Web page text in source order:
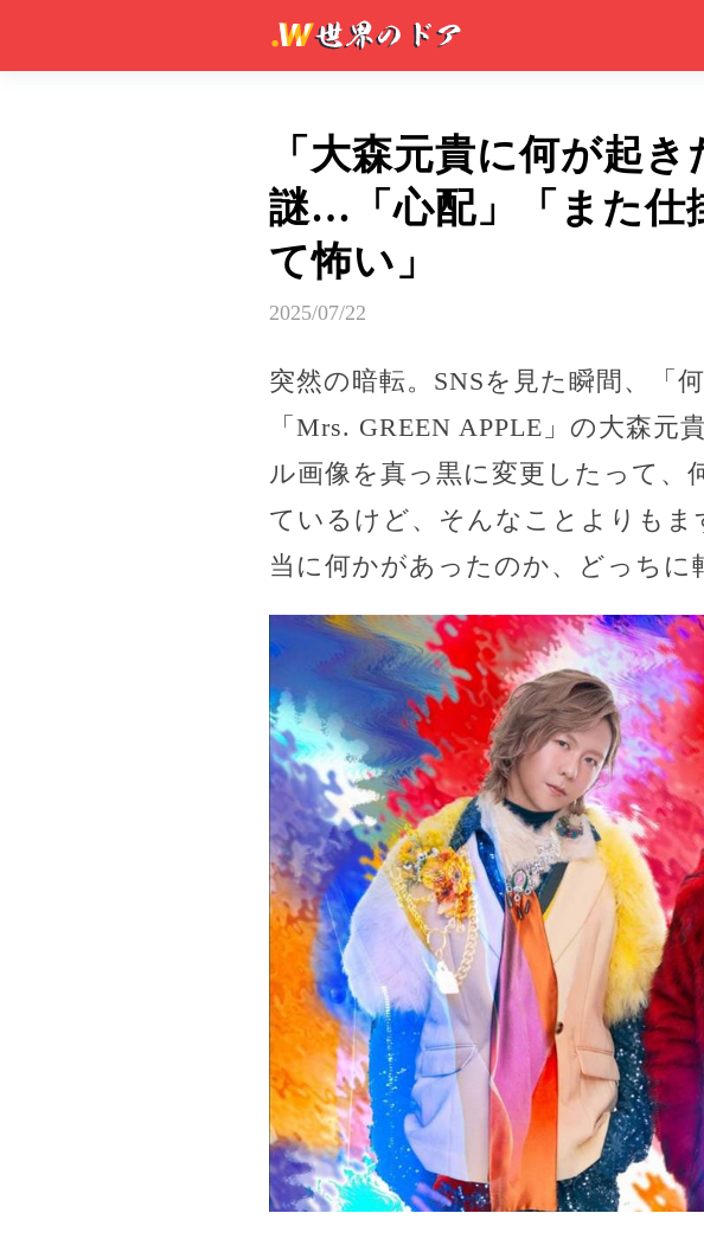
「大森元貴に何が起
謎…「心配」「また仕
て怖い」
2025/07/22
突然の暗転。SNSを見た瞬間、「
「Mrs. GREEN APPLE」の大森
ル画像を真っ黒に変更したって、
ているけど、そんなことよりも
当に何かがあったのか、どっちに